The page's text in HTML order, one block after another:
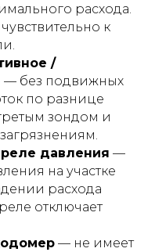
расхода.
к
/
— без подвижных
по разнице
зондом и
давления —
на участке
расхода
отключает
— не имеет